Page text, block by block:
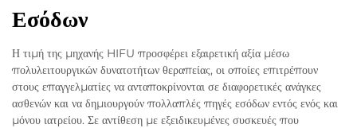
Εσόδων
Η τιμή της μηχανής HIFU προσφέρει εξαιρετική αξία μέσω
πολυλειτουργικών δυνατοτήτων θεραπείας, οι οποίες επιτρέπουν
στους επαγγελματίες να ανταποκρίνονται σε διαφορετικές ανάγκες
ασθενών και να δημιουργούν πολλαπλές πηγές εσόδων εντός ενός και
μόνου ιατρείου. Σε αντίθεση με εξειδικευμένες συσκευές που